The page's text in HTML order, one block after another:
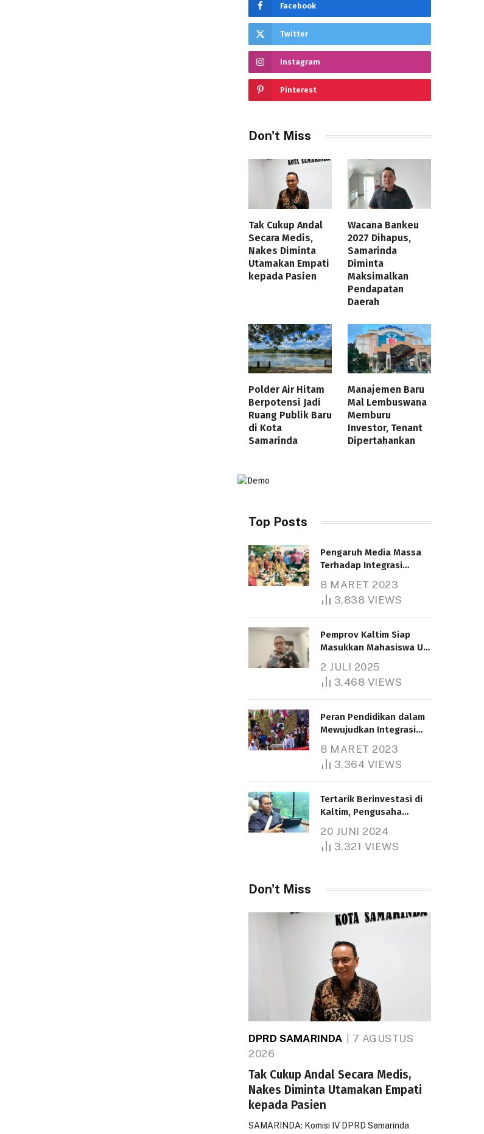
Facebook
Twitter
Instagram
Pinterest
Don't Miss
Tak Cukup Andal
Secara Medis,
Nakes Diminta
Utamakan Empati
kepada Pasien
Wacana Bankeu
2027 Dihapus,
Samarinda
Diminta
Maksimalkan
Pendapatan
Daerah
Polder Air Hitam
Berpotensi Jadi
Ruang Publik Baru
di Kota
Samarinda
Manajemen Baru
Mal Lembuswana
Memburu
Investor, Tenant
Dipertahankan
Top Posts
Pengaruh Media Massa
Terhadap Integrasi
8 MARET 2023
3,838 VIEWS
Pemprov Kaltim Siap
Masukkan Mahasiswa UT
Bantuan Pendidikan
Gratispol
2 JULI 2025
3,468 VIEWS
Peran Pendidikan dalam
Mewujudkan Integrasi
8 MARET 2023
3,364 VIEWS
Tertarik Berinvestasi di
Kaltim, Pengusaha
1.000 Hektare
20 JUNI 2024
3,321 VIEWS
Don't Miss
DPRD SAMARINDA
7 AGUSTUS
2026
Tak Cukup Andal Secara Medis,
Nakes Diminta Utamakan Empati
kepada Pasien
SAMARINDA: Komisi IV DPRD Samarinda